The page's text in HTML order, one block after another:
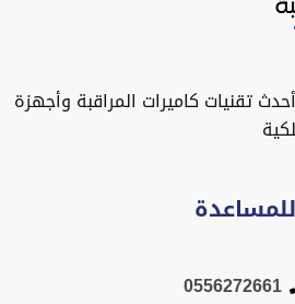
تقنيات كاميرات المراقبة وأجهزة
للمساعدة
0556272661